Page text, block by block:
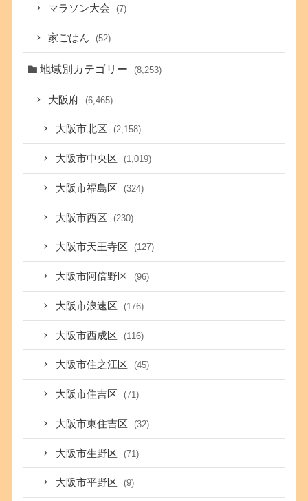
マラソン大会 (7)
家ごはん (52)
地域別カテゴリー (8,253)
大阪府 (6,465)
大阪市北区 (2,158)
大阪市中央区 (1,019)
大阪市福島区 (324)
大阪市西区 (230)
大阪市天王寺区 (127)
大阪市阿倍野区 (96)
大阪市浪速区 (176)
大阪市西成区 (116)
大阪市住之江区 (45)
大阪市住吉区 (71)
大阪市東住吉区 (32)
大阪市生野区 (71)
大阪市平野区 (9)